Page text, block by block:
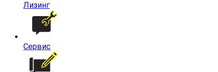
Лизинг
Сервис